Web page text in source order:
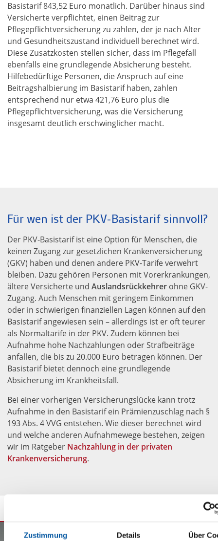
Zustimmung Details Über
Basistarif 843,52 Euro monatlich. Darüber hinaus sind
Versicherte verpflichtet, einen Beitrag zur
Pflegepflichtversicherung zu zahlen, der je nach Alter
und Gesundheitszustand individuell berechnet wird.
Diese Zusatzkosten stellen sicher, dass im Pflegefall
ebenfalls eine grundlegende Absicherung besteht.
Hilfebedürftige Personen, die Anspruch auf eine
Beitragshalbierung im Basistarif haben, zahlen
entsprechend nur etwa 421,76 Euro plus die
Pflegepflichtversicherung, was die Versicherung
insgesamt deutlich erschwinglicher macht.
Für wen ist der PKV-Basistarif sinnvoll?
Der PKV-Basistarif ist eine Option für Menschen, die
keinen Zugang zur gesetzlichen Krankenversicherung
(GKV) haben und denen andere PKV-Tarife verwehrt
bleiben. Dazu gehören Personen mit Vorerkrankungen,
ältere Versicherte und Auslandsrückkehrer ohne GKV-
Zugang. Auch Menschen mit geringem Einkommen
oder in schwierigen finanziellen Lagen können auf den
Basistarif angewiesen sein – allerdings ist er oft teurer
als Normaltarife in der PKV. Zudem können bei
Aufnahme hohe Nachzahlungen oder Strafbeiträge
anfallen, die bis zu 20.000 Euro betragen können. Der
Basistarif bietet dennoch eine grundlegende
Absicherung im Krankheitsfall.
Bei einer vorherigen Versicherungslücke kann trotz
Aufnahme in den Basistarif ein Prämienzuschlag nach §
193 Abs. 4 VVG entstehen. Wie dieser berechnet wird
und welche anderen Aufnahmewege bestehen, zeigen
wir im Ratgeber Nachzahlung in der privaten
Krankenversicherung.